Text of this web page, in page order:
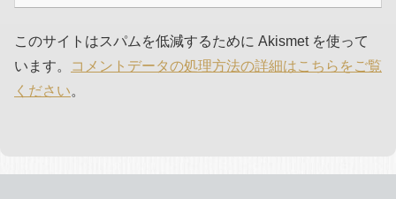
このサイトはスパムを低減するために Akismet を使って
います。
コメントデータの処理方法の詳細はこちらをご覧
ください。